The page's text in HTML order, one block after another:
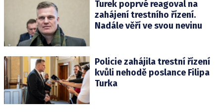
Turek poprvé reagoval na
zahájení trestního řízení.
Nadále věří ve svou nevinu
Policie zahájila trestní řízení
kvůli nehodě poslance Filipa
Turka